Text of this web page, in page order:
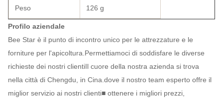
Peso 126 g
Profilo aziendale
Bee Star è il punto di incontro unico per le attrezzature e le
forniture per l'apicoltura.Permettiamoci di soddisfare le diverse
richieste dei nostri clientiIl cuore della nostra azienda si trova
nella città di Chengdu, in Cina.dove il nostro team esperto offre il
miglior servizio ai nostri clienti■ ottenere i migliori prezzi,